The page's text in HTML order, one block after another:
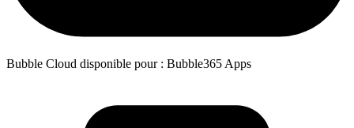
Bubble Cloud disponible pour : Bubble365 Apps